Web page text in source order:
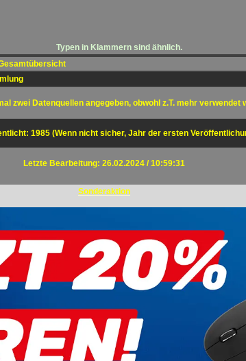
Typen in Klammern sind ähnlich.
zwei Datenquellen angegeben, obwohl z.T. mehr verwendet
1985 (Wenn nicht sicher, Jahr der ersten
Letzte Bearbeitung: 26.02.2024 / 10:59:31
Sonderaktion